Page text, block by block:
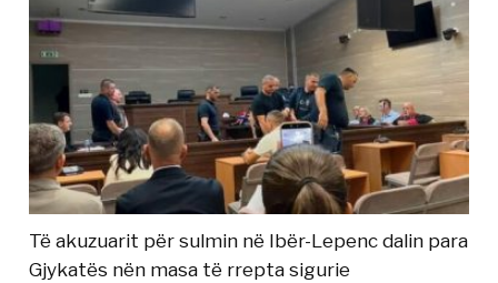
Të akuzuarit për sulmin në Ibër-Lepenc dalin para
Gjykatës nën masa të rrepta sigurie